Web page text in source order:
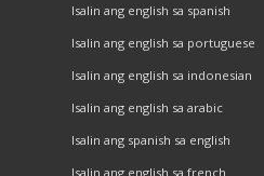
Isalin ang english sa spanish
Isalin ang english sa portuguese
Isalin ang english sa indonesian
Isalin ang english sa arabic
Isalin ang spanish sa english
Isalin ang english sa french